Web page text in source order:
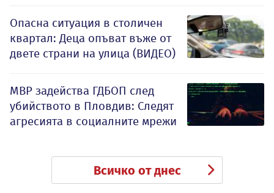
Опасна ситуация в столичен
квартал: Деца опъват въже от
двете страни на улица (ВИДЕО)
МВР задейства ГДБОП след
убийството в Пловдив: Следят
агресията в социалните мрежи
Всичко от днес